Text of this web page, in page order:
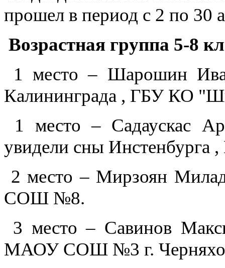
прошел в период с 2 по 30
Возрастная группа 5-8
1 место – Шарошин
Калининграда , ГБУ КО
1 место – Садаускас
увидели сны
2 место – Мирзоян
СОШ №8.
3 место – Савинов
МАОУ СОШ №3 г.